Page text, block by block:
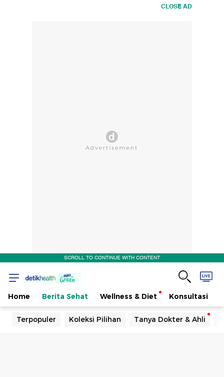
CLOSE AD
SCROLL TO CONTINUE WITH CONTENT
Home Berita Sehat Wellness & Diet Konsultasi
Terpopuler Koleksi Pilihan Tanya Dokter & Ahli